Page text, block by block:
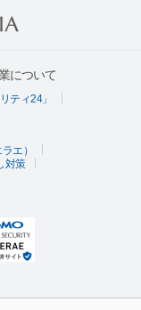
について
ティ24」
エ）
対策